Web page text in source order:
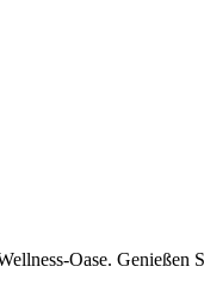
Oase. Genießen